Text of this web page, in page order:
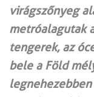
virágszőnyeg
metróalagutak
tengerek, az
bele a Föld